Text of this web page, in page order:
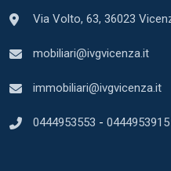
Via Volto, 63, 36023
mobiliari@ivgvicenza.it
immobiliari@ivgvicenza.it
0444953553 - 0444953915